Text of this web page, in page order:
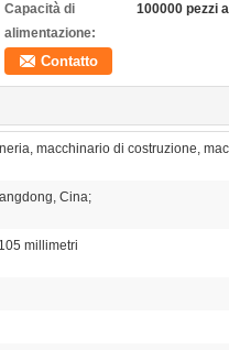
Capacità di
alimentazione:
100000 pezzi
Contatto
macchinario di costruzione,
Cina;
millimetri